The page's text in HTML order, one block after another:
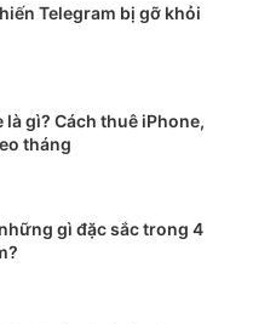
Telegram bị gỡ khỏi
gì? Cách thuê iPhone,
tháng
gì đặc sắc trong 4